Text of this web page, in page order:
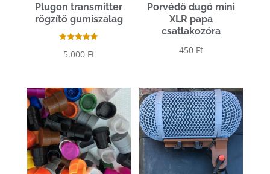
Plugon transmitter
rögzítő gumiszalag
5.00
5.000 Ft
Porvédő dugó mini
XLR papa
csatlakozóra
450 Ft